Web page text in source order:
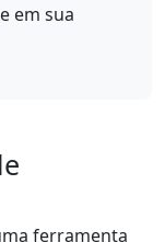
em sua
ferramenta